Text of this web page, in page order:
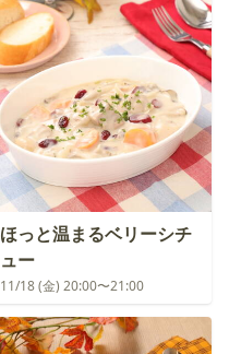
ほっと温まるベリーシチ
ュー
11/18 (金) 20:00〜21:00